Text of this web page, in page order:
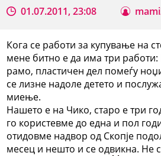
01.07.2011, 23:08
Кога се работи за купување на
мене битно е да има три
рамо, пластичен дел помеѓу
се лизне надоле детето и
миење.
Нашето е на Чико, старо е три
го користевме до една и пол
отидовме надвор од Скопје
месец и нешто и се одвикна. Не